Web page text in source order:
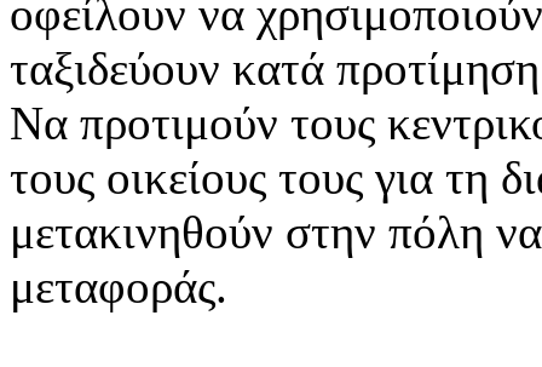
οφείλουν να
ταξιδεύουν κατά
Να προτιμούν τους
τους οικείους τους για τη
μετακινηθούν στην πόλη
μεταφοράς.